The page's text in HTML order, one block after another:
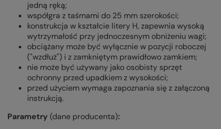
jedną ręką;
współgra z taśmami do 25 mm szerokości;
konstrukcja w kształcie litery H, zapewnia wysoką
wytrzymałość przy jednoczesnym obniżeniu wagi;
obciążany może być wyłącznie w pozycji roboczej
("wzdłuż") i z zamkniętym prawidłowo zamkiem;
nie może być używany jako osobisty sprzęt
ochronny przed upadkiem z wysokości;
przed użyciem wymaga zapoznania się z załączoną
instrukcją.
Parametry (dane producenta):